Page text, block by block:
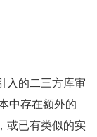
入的二三方库审
中存在额外的
或已有类似的实